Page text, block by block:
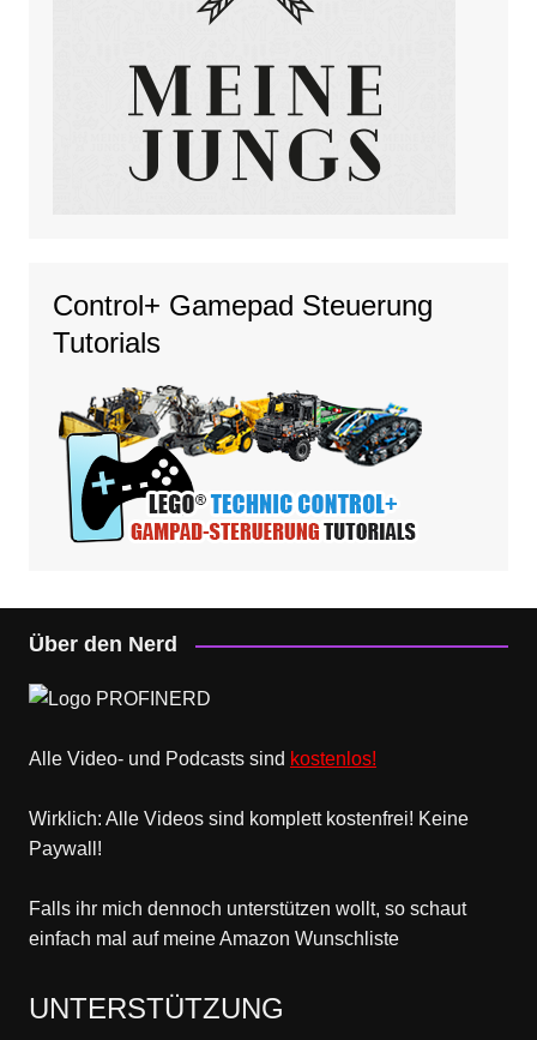
Control+ Gamepad Steuerung
Tutorials
Über den Nerd
Alle Video- und Podcasts sind kostenlos!
Wirklich: Alle Videos sind komplett kostenfrei! Keine
Paywall!
Falls ihr mich dennoch unterstützen wollt, so schaut
einfach mal auf meine Amazon Wunschliste
UNTERSTÜTZUNG